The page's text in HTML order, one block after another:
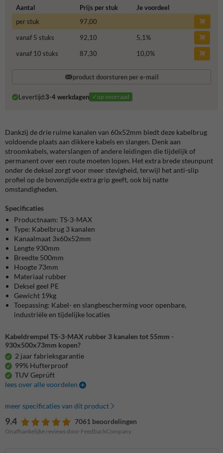
Aantal Prijs per stuk
Je voordeel
per stuk
97,00
vanaf 5 stuks
92,10 5,1%
vanaf 10 stuks
87,30 10,0%
product doorsturen per e-mail
Levertijd:3-4 werkdagen ✓op voorraad
Dankzij de drie ruime kanalen van 60x52mm biedt deze kabelbrug
voldoende plaats aan dikkere kabels en slangen. Denk aan
stroomkabels, waterslangen of andere leidingen die tijdelijk of
permanent over een route moeten lopen. Het extra brede steunpunt
onder de deksel zorgt voor meer stevigheid, terwijl het anti-slip
profiel op de bovenzijde extra grip geeft, ook bij natte
omstandigheden.
Specificaties
Productnaam: TS-3-MAX
Type: Kabelbrug 3 kanalen
Kanaalmaat 3x60x52mm
Lengte 930mm
Breedte 500mm
Hoogte 73mm
Materiaal rubber
Deksel geel PE
Gewicht 19kg
Toepassing: Kabel- en slangbescherming voor openbare,
industriële en tijdelijke locaties
Kabeldrempel TS-3-MAX rubber 3 kanalen tot 55mm -
930x500x73mm kopen?
2 jaar fabrieksgarantie
99% Hufterproof
TUV Geprüft
lees over alle voordelen
meer specificaties van dit product
9.4 7061 beoordelingen
Onafhankelijke reviews door FeedbackCompany